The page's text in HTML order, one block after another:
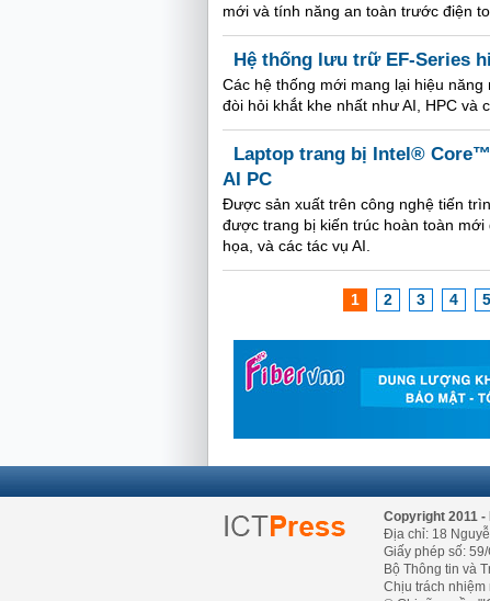
mới và tính năng an toàn trước điện
Hệ thống lưu trữ EF-Series
Các hệ thống mới mang lại hiệu
đòi hỏi khắt khe nhất như AI, HPC và
Laptop trang bị Intel®
AI PC
Được sản xuất trên công nghệ tiến
được trang bị kiến trúc hoàn toàn
họa, và các tác vụ AI.
1 2 3 4 5
Copyright 2011 -
Địa chỉ: 18
Giấy phép số:
Bộ Thông tin và
Chịu trách nhiệm